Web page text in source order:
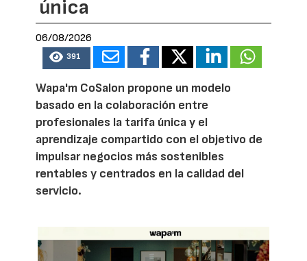
única
06/08/2026
391
Wapa'm CoSalon propone un modelo
basado en la colaboración entre
profesionales la tarifa única y el
aprendizaje compartido con el objetivo de
impulsar negocios más sostenibles
rentables y centrados en la calidad del
servicio.